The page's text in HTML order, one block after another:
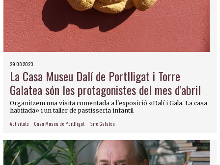
29.03.2023
La Casa Museu Dalí de Portlligat i Torre
Galatea són les protagonistes del mes d'abril
Organitzem una visita comentada a l'exposició «Dalí i Gala. La casa
habitada» i un taller de pastisseria infantil
Activitats Casa Museu de Portlligat Torre Galatea